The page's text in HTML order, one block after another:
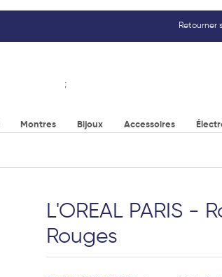
Retourner
;
Montres Bijoux Accessoires
L'OREAL PARIS -
Rouges